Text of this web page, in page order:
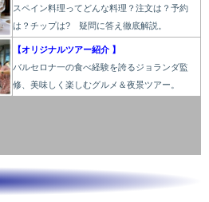
スペイン料理ってどんな料理？注文は？予約
は？チップは? 疑問に答え徹底解説。
【オリジナルツアー紹介 】
バルセロナ一の食べ経験を誇るジョランダ監
修、美味しく楽しむグルメ＆夜景ツアー。